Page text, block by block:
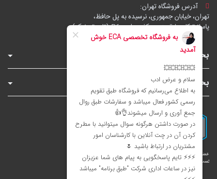
آدرس فروشگاه تهران:
تهران، خیابان جمهوری، نرسیده به پل حافظ،
پاساژ توکل، طبقه زیرهمکف، واحد B6 (تاپ ترونیک)
بخش‌های فروشگاه
بخش‌های سایت